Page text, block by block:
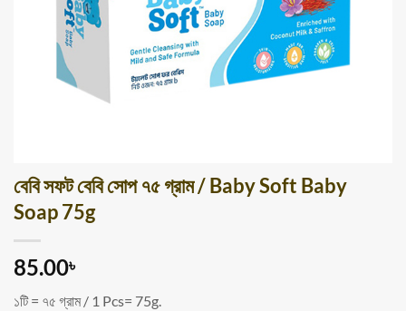
বেবি সফট বেবি সোপ ৭৫ গ্রাম / Baby Soft Baby
Soap 75g
85.00৳
১টি = ৭৫ গ্রাম / 1 Pcs= 75g.